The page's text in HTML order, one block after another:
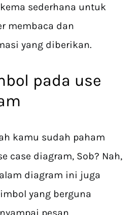
sederhana untuk
membaca dan
yang diberikan.
pada use
kamu sudah paham
case diagram, Sob? Nah,
diagram ini juga
yang berguna